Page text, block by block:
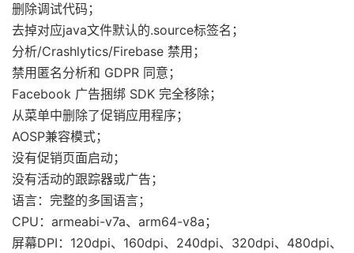
删除调试代码；
去掉对应java文件默认的.source标签名；
分析/Crashlytics/Firebase 禁用；
禁用匿名分析和 GDPR 同意；
Facebook 广告捆绑 SDK 完全移除；
从菜单中删除了促销应用程序；
AOSP兼容模式；
没有促销页面启动；
没有活动的跟踪器或广告；
语言：完整的多国语言；
CPU：armeabi-v7a、arm64-v8a；
屏幕DPI：120dpi、160dpi、240dpi、320dpi、480dpi、